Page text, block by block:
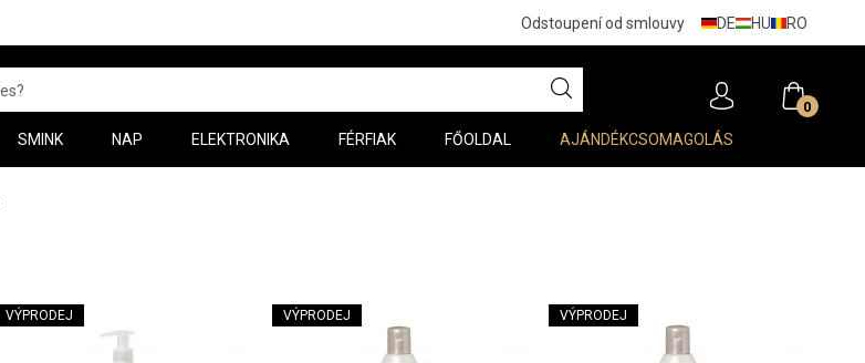
Odstoupení od smlouvy DE HU RO
0
SMINK NAP ELEKTRONIKA FÉRFIAK FŐOLDAL AJÁNDÉKCSOMAGOLÁS
VÝPRODEJ VÝPRODEJ VÝPRODEJ